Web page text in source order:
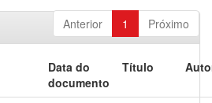
Anterior 1 Próximo
Data do
documento
Título